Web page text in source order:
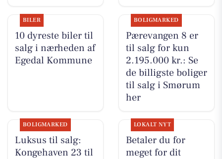
BILER
10 dyreste biler til
salg i nærheden af
Egedal Kommune
BOLIGMARKED
Pærevangen 8 er
til salg for kun
2.195.000 kr.: Se
de billigste boliger
til salg i Smørum
her
BOLIGMARKED
Luksus til salg:
Kongehaven 23 til
LOKALT NYT
Betaler du for
meget for dit